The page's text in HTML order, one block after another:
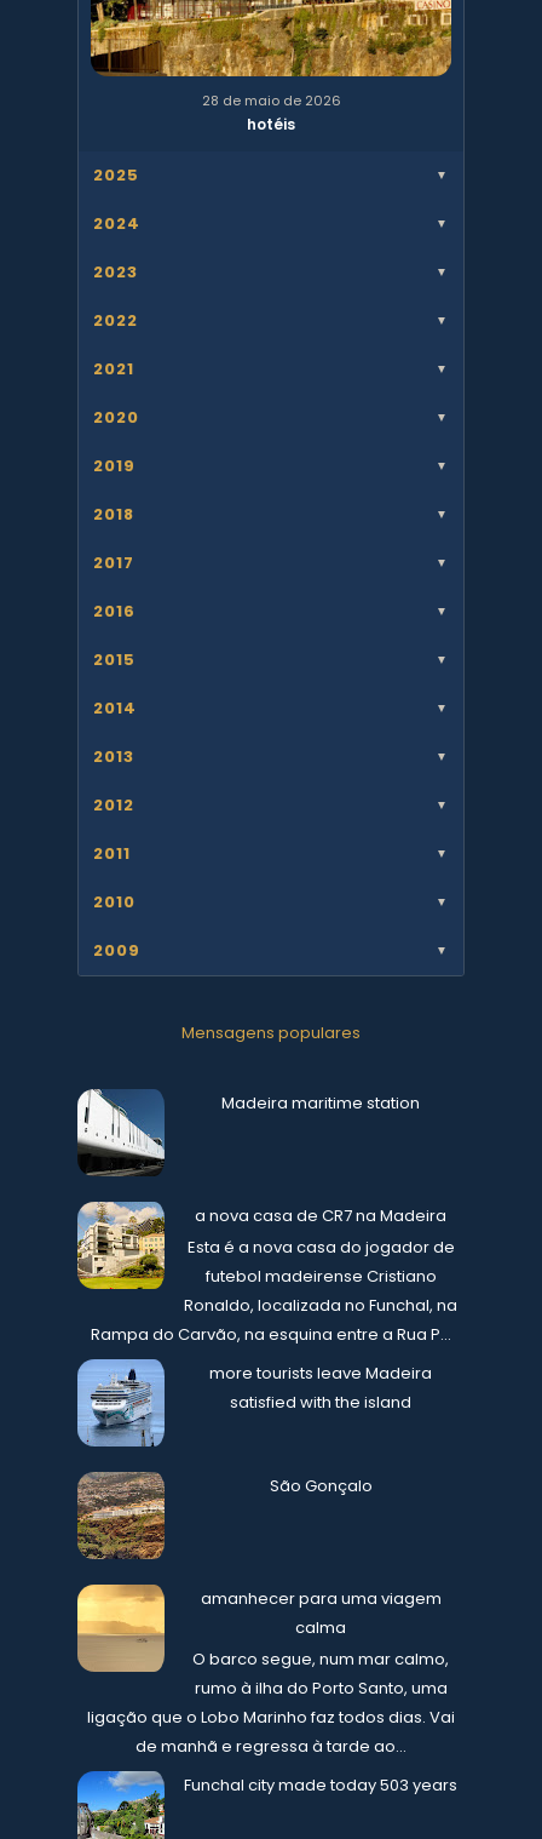
28 de maio de 2026
hotéis
2025 ▼
2024 ▼
2023 ▼
2022 ▼
2021 ▼
2020 ▼
2019 ▼
2018 ▼
2017 ▼
2016 ▼
2015 ▼
2014 ▼
2013 ▼
2012 ▼
2011 ▼
2010 ▼
2009 ▼
Mensagens populares
Madeira maritime station
a nova casa de CR7 na Madeira
Esta é a nova casa do jogador de
futebol madeirense Cristiano
Ronaldo, localizada no Funchal, na
Rampa do Carvão, na esquina entre a Rua P...
more tourists leave Madeira
satisfied with the island
São Gonçalo
amanhecer para uma viagem
calma
O barco segue, num mar calmo,
rumo à ilha do Porto Santo, uma
ligação que o Lobo Marinho faz todos dias. Vai
de manhã e regressa à tarde ao...
Funchal city made today 503 years